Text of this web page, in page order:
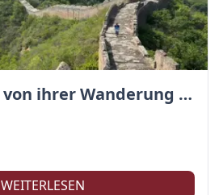
Maria erzählt von ihrer Wanderung auf der Großen Mauer
WEITERLESEN